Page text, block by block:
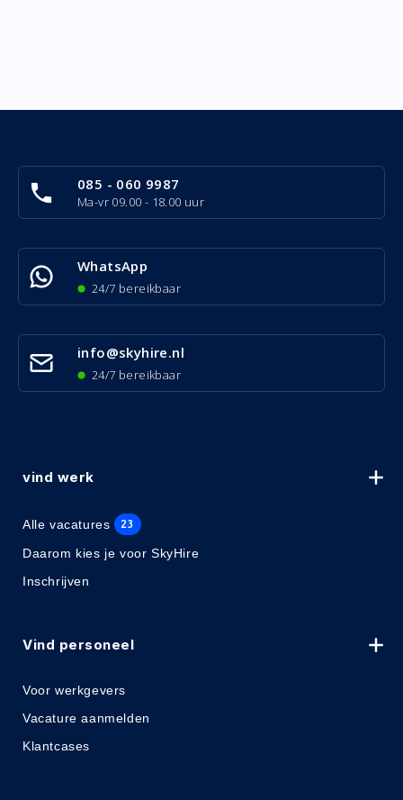
085 - 060 9987
Ma-vr 09.00 - 18.00 uur
WhatsApp
24/7 bereikbaar
info@skyhire.nl
24/7 bereikbaar
vind werk
Alle vacatures 23
Daarom kies je voor SkyHire
Inschrijven
Vind personeel
Voor werkgevers
Vacature aanmelden
Klantcases